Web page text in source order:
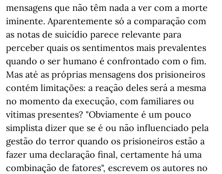
mensagens que não têm nada a ver com a morte
iminente. Aparentemente só a comparação com
as notas de suicídio parece relevante para
perceber quais os sentimentos mais prevalentes
quando o ser humano é confrontado com o fim.
Mas até as próprias mensagens dos prisioneiros
contém limitações: a reação deles será a mesma
no momento da execução, com familiares ou
vítimas presentes? "Obviamente é um pouco
simplista dizer que se é ou não influenciado pela
gestão do terror quando os prisioneiros estão a
fazer uma declaração final, certamente há uma
combinação de fatores", escrevem os autores no